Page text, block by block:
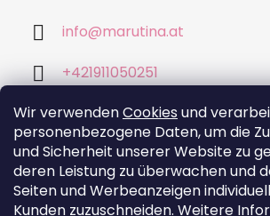
Wir verwendenCookies und
personenbezogene Daten, um die
und Sicherheit unserer Website zu
deren Leistung zu überwachen und
Seiten und Werbeanzeigen
Kunden zuzuschneiden. Weitere
info@marutina.at
+421911050251
Wir akzeptieren online-